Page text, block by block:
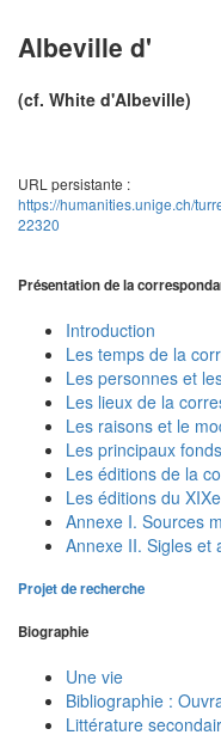
Albeville d'
(cf. White d'Albeville)
URL persistante :
https://humanities.unige.ch/
22320
Présentation de la
Introduction
Les temps de la
Les personnes et
Les lieux de la
Les raisons et le
Les principaux
Les éditions de la
Les éditions du
Annexe I. Sources
Annexe II. Sigles et
Projet de recherche
Biographie
Une vie
Bibliographie :
Littérature